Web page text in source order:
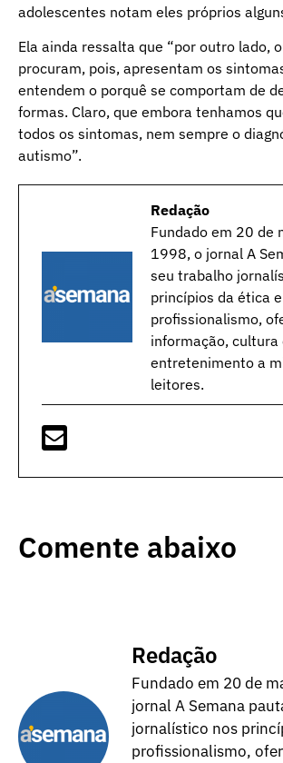
adolescentes notam eles próprios
Ela ainda ressalta que “por outro lado,
procuram, pois, apresentam os
entendem o porquê se comportam de
formas. Claro, que embora tenhamos
todos os sintomas, nem sempre o
autismo”.
Redação
Fundado em 20 de
1998, o jornal A
seu trabalho
princípios da ética e
profissionalismo,
informação, cultura
entretenimento a
leitores.
Comente abaixo
Redação
Fundado em 20 de
jornal A Semana
jornalístico nos
profissionalismo,